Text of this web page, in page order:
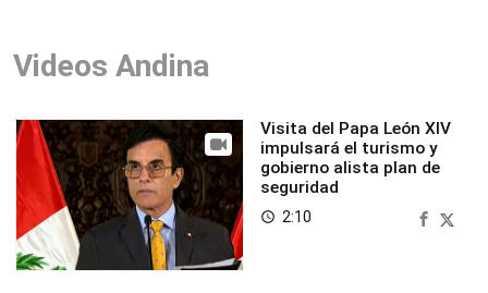
Videos Andina
Visita del Papa León XIV
impulsará el turismo y
gobierno alista plan de
seguridad
access_time 2:10